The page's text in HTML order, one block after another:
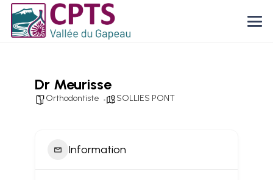
Dr Meurisse
Orthodontiste SOLLIES PONT
Information